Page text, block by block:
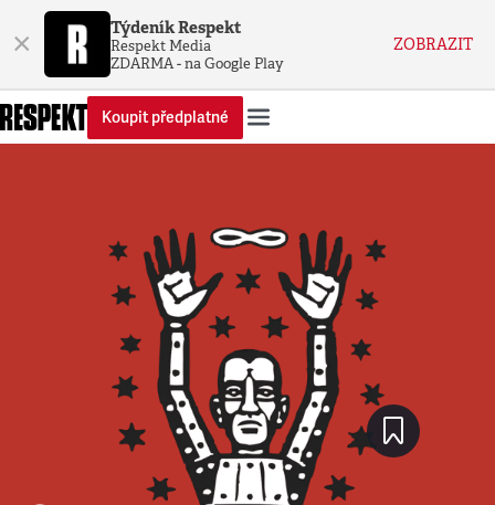
× Týdeník Respekt
Respekt Media
ZDARMA - na Google Play
ZOBRAZIT
Koupit předplatné